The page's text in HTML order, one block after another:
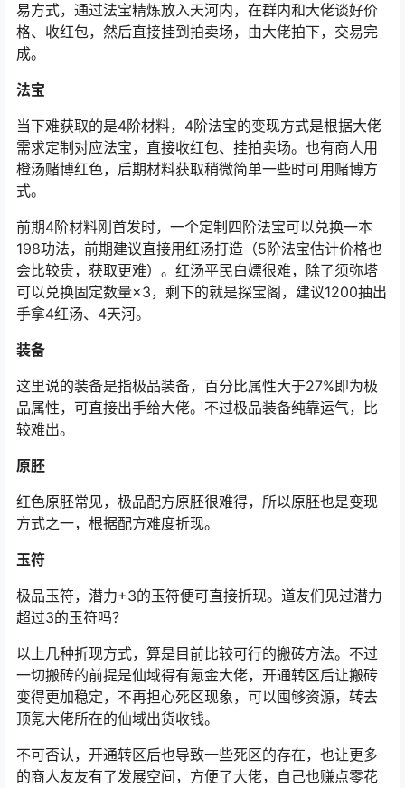
易方式，通过法宝精炼放入天河内，在群内和大佬谈好价
格、收红包，然后直接挂到拍卖场，由大佬拍下，交易完
成。
法宝
当下难获取的是4阶材料，4阶法宝的变现方式是根据大佬
需求定制对应法宝，直接收红包、挂拍卖场。也有商人用
橙汤赌博红色，后期材料获取稍微简单一些时可用赌博方
式。
前期4阶材料刚首发时，一个定制四阶法宝可以兑换一本
198功法，前期建议直接用红汤打造（5阶法宝估计价格也
会比较贵，获取更难）。红汤平民白嫖很难，除了须弥塔
可以兑换固定数量×3，剩下的就是探宝阁，建议1200抽出
手拿4红汤、4天河。
装备
这里说的装备是指极品装备，百分比属性大于27%即为极
品属性，可直接出手给大佬。不过极品装备纯靠运气，比
较难出。
原胚
红色原胚常见，极品配方原胚很难得，所以原胚也是变现
方式之一，根据配方难度折现。
玉符
极品玉符，潜力+3的玉符便可直接折现。道友们见过潜力
超过3的玉符吗？
以上几种折现方式，算是目前比较可行的搬砖方法。不过
一切搬砖的前提是仙域得有氪金大佬，开通转区后让搬砖
变得更加稳定，不再担心死区现象，可以囤够资源，转去
顶氪大佬所在的仙域出货收钱。
不可否认，开通转区后也导致一些死区的存在，也让更多
的商人友友有了发展空间，方便了大佬，自己也赚点零花